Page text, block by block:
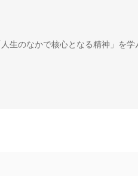
生のなかで核心となる精神」を